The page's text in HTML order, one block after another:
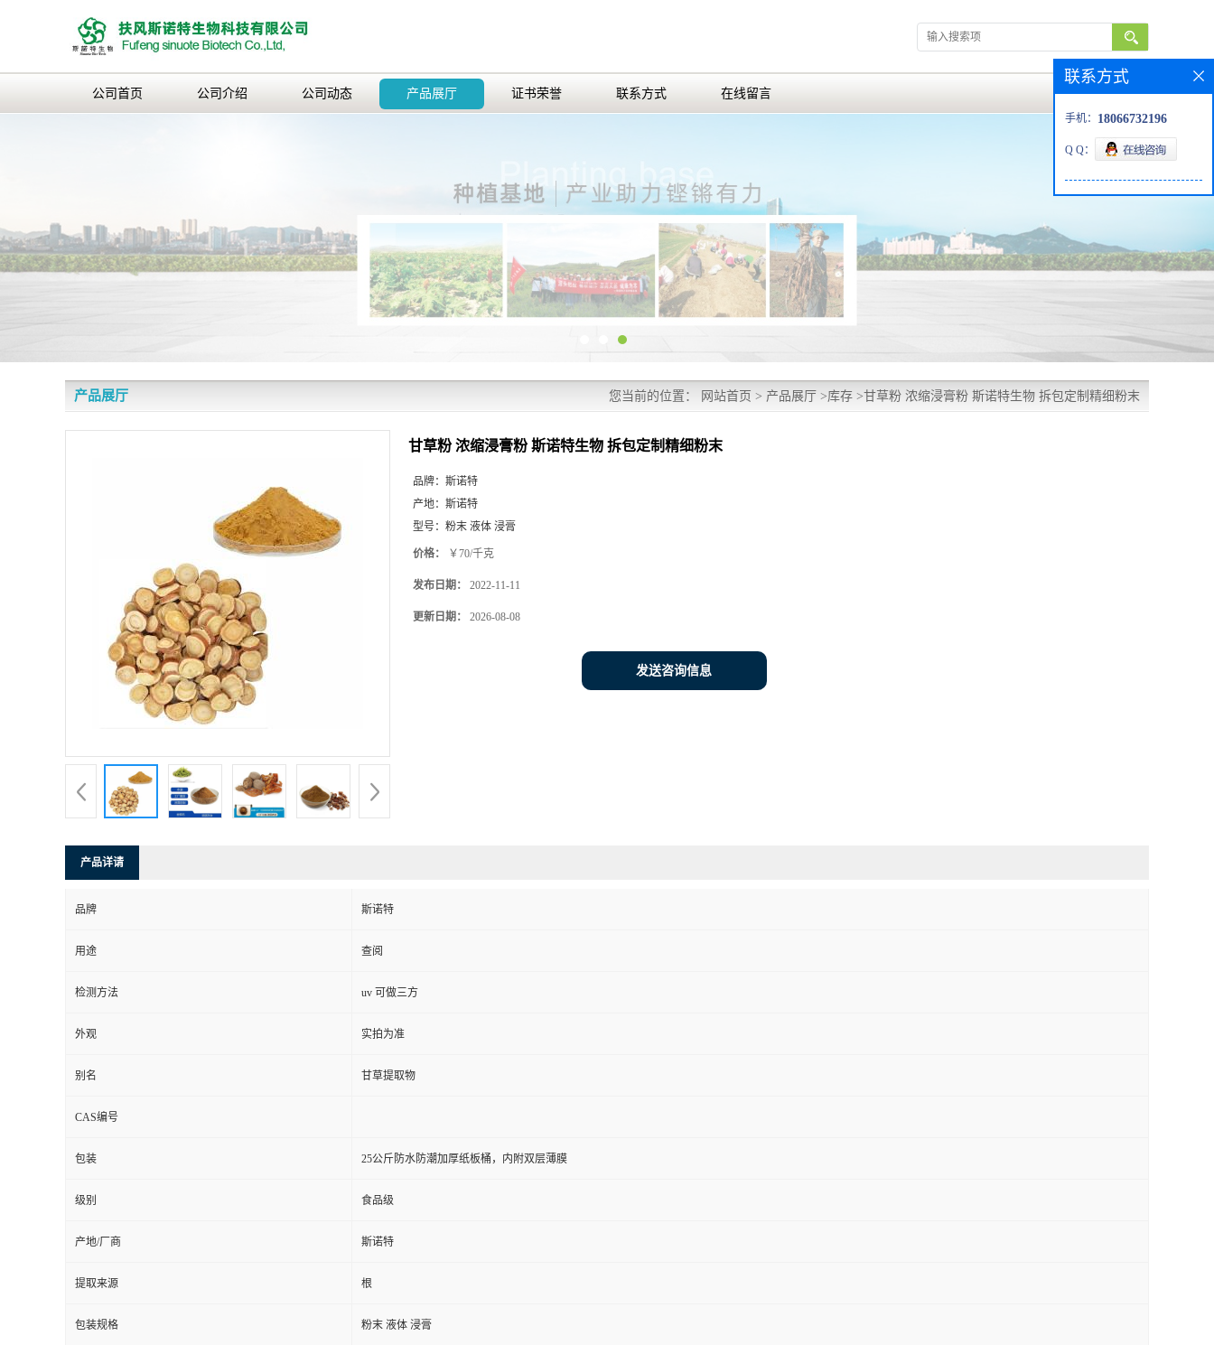
公司首页 公司介绍 公司动态 产品展厅 证书荣誉 联系方式 在线留言
产品展厅 您当前的位置： 网站首页 > 产品展厅 >库存 >甘草粉 浓缩浸膏粉 斯诺特生物 拆包定制精细粉末
甘草粉 浓缩浸膏粉 斯诺特生物 拆包定制精细粉末
品牌： 斯诺特
产地： 斯诺特
型号： 粉末 液体 浸膏
价格： ￥70/千克
发布日期： 2022-11-11
更新日期： 2026-08-08
发送咨询信息
产品详请
品牌 斯诺特
用途 查阅
检测方法 uv 可做三方
外观 实拍为准
别名 甘草提取物
CAS编号
包装 25公斤防水防潮加厚纸板桶，内附双层薄膜
级别 食品级
产地/厂商 斯诺特
提取来源 根
包装规格 粉末 液体 浸膏
联系方式
手机： 18066732196
Q Q：